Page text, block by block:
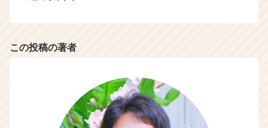
この投稿の著者